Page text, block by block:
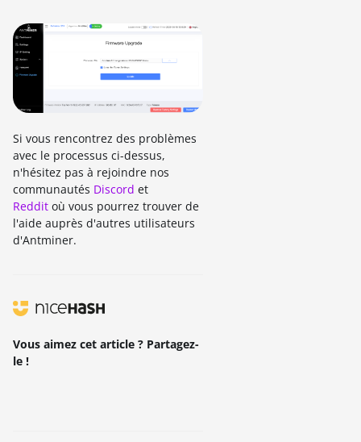
Si vous rencontrez des problèmes
avec le processus ci-dessus,
n'hésitez pas à rejoindre nos
communautés Discord et
Reddit où vous pourrez trouver de
l'aide auprès d'autres utilisateurs
d'Antminer.
Vous aimez cet article ? Partagez-
le !